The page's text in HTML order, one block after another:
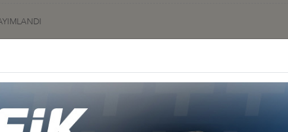
2025 FUARINDA MİLLİ PAVİLYON KURDU
DOLAR